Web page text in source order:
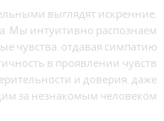
выглядят искренние,
Мы интуитивно распознаем
чувства, отдавая симпатию
в проявлении чувств
и доверия, даже
за незнакомым человеком.